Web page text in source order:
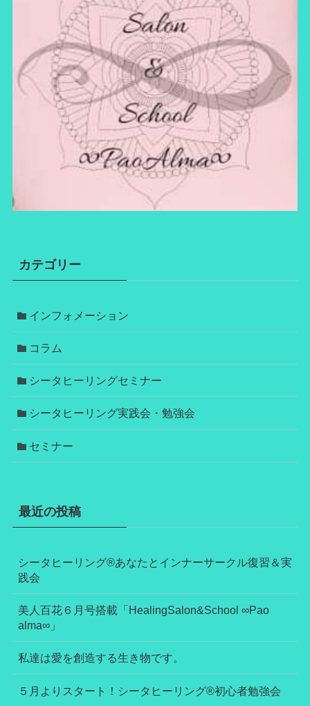
カテゴリー
インフォメーション
コラム
シータヒーリングセミナー
シータヒーリング実践会・勉強会
セミナー
最近の投稿
シータヒーリング®あなたとインナーサークル復習＆実
践会
美人百花６月号搭載「HealingSalon&School ∞Pao
alma∞」
私達は愛を創造する生き物です。
５月よりスタート！シータヒーリング®初心者勉強会